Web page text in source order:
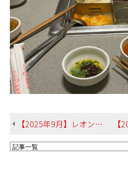
【2025年9月】レオン大学（スペイン） 知花さん 総合文化学部 英米言語文化学科